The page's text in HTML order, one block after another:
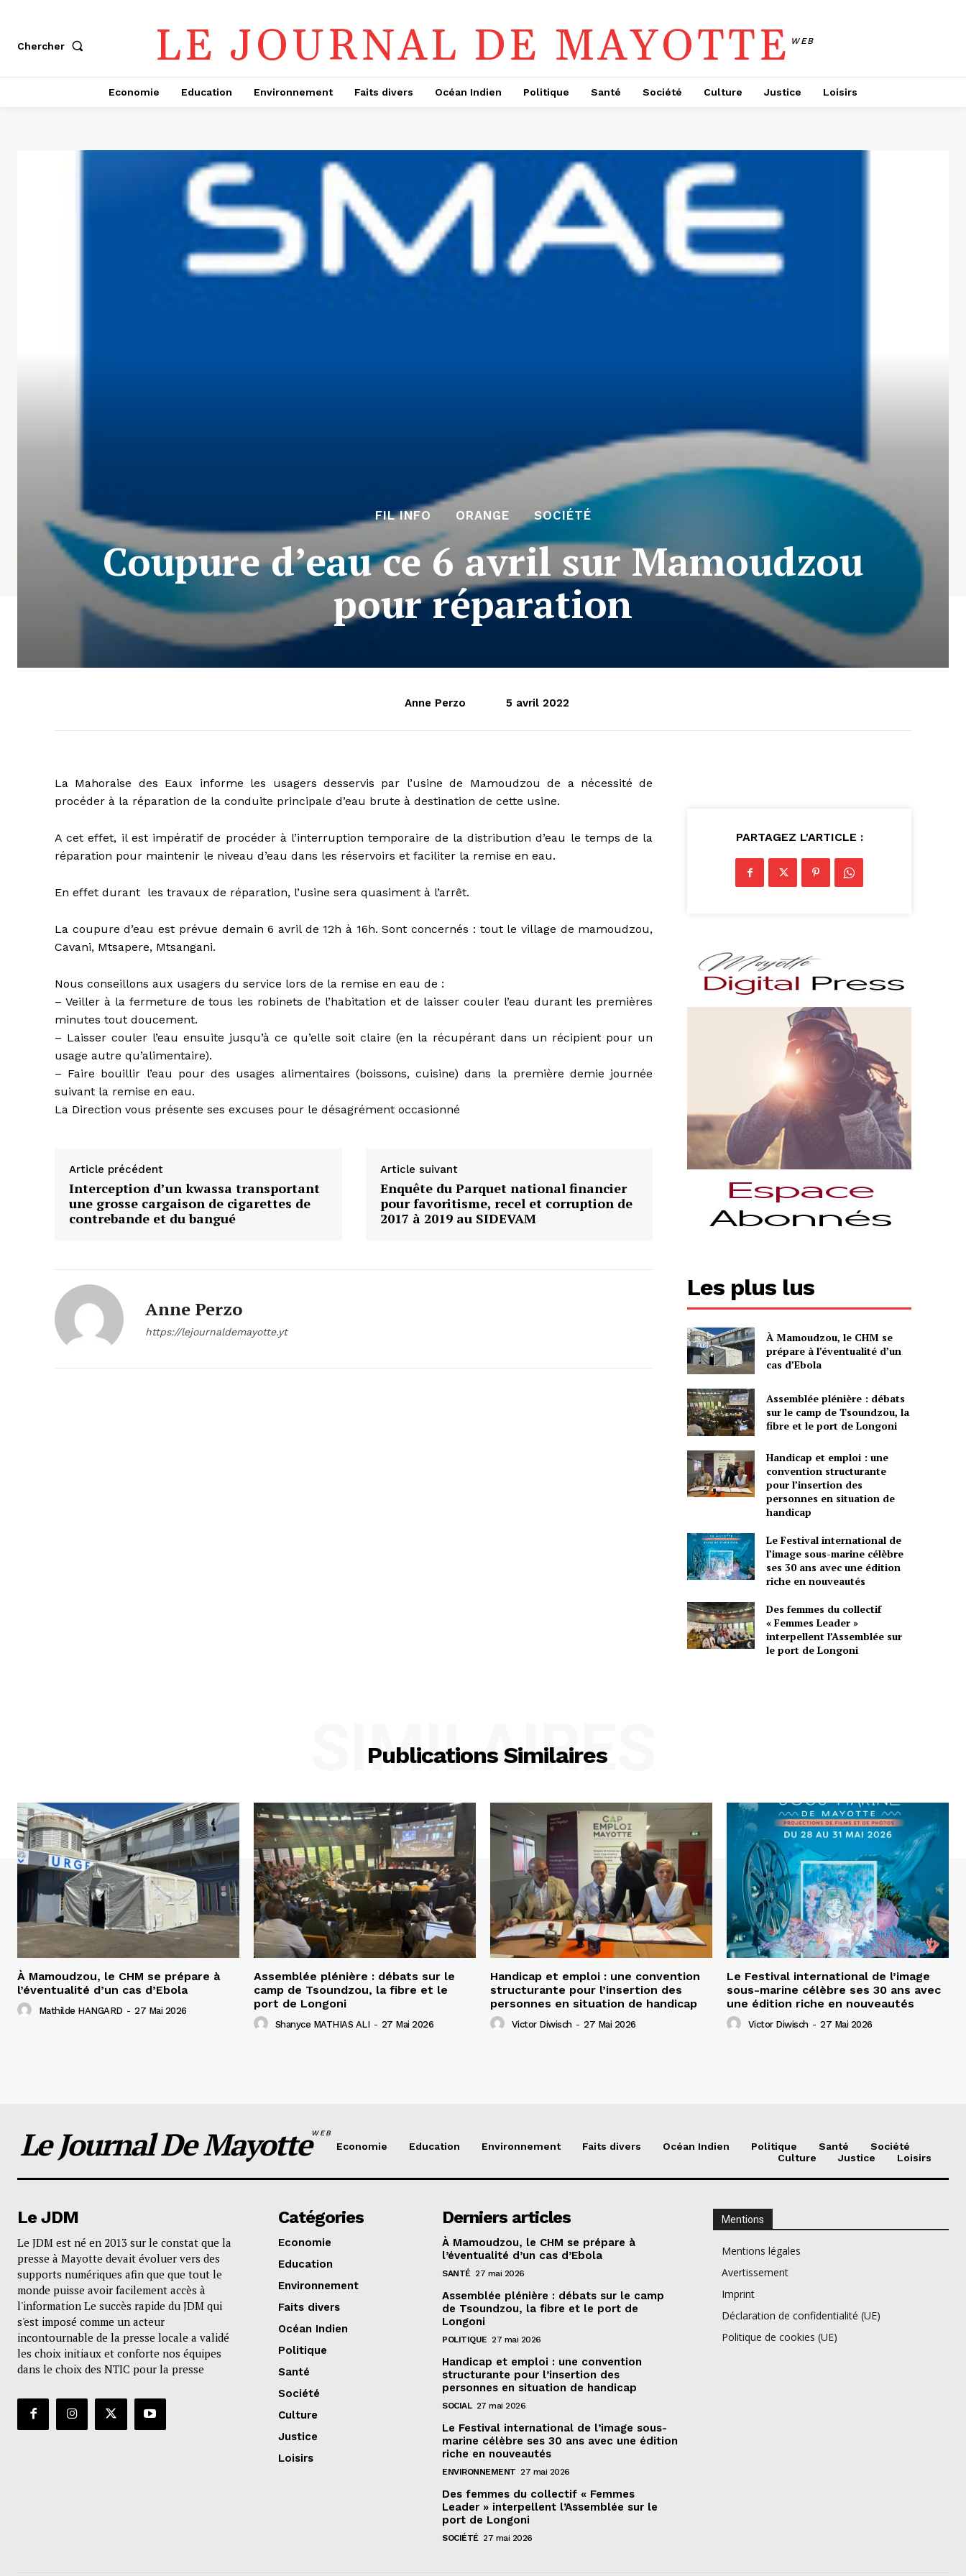
Chercher LE JOURNAL DE MAYOTTE WEB
Economie Education Environnement Faits divers Océan Indien Politique Santé Société Culture Justice Loisirs
FIL INFO ORANGE SOCIÉTÉ
Coupure d’eau ce 6 avril sur Mamoudzou
pour réparation
Anne Perzo 5 avril 2022
La Mahoraise des Eaux informe les usagers desservis par l’usine de Mamoudzou de a nécessité de
procéder à la réparation de la conduite principale d’eau brute à destination de cette usine.
A cet effet, il est impératif de procéder à l’interruption temporaire de la distribution d’eau le temps de la
réparation pour maintenir le niveau d’eau dans les réservoirs et faciliter la remise en eau.
En effet durant les travaux de réparation, l’usine sera quasiment à l’arrêt.
La coupure d’eau est prévue demain 6 avril de 12h à 16h. Sont concernés : tout le village de mamoudzou,
Cavani, Mtsapere, Mtsangani.
Nous conseillons aux usagers du service lors de la remise en eau de :
– Veiller à la fermeture de tous les robinets de l’habitation et de laisser couler l’eau durant les premières
minutes tout doucement.
– Laisser couler l’eau ensuite jusqu’à ce qu’elle soit claire (en la récupérant dans un récipient pour un
usage autre qu’alimentaire).
– Faire bouillir l’eau pour des usages alimentaires (boissons, cuisine) dans la première demie journée
suivant la remise en eau.
La Direction vous présente ses excuses pour le désagrément occasionné
Article précédent
Interception d’un kwassa transportant
une grosse cargaison de cigarettes de
contrebande et du bangué
Article suivant
Enquête du Parquet national financier
pour favoritisme, recel et corruption de
2017 à 2019 au SIDEVAM
Anne Perzo
https://lejournaldemayotte.yt
PARTAGEZ L'ARTICLE :
Les plus lus
À Mamoudzou, le CHM se
prépare à l’éventualité d’un
cas d’Ebola
Assemblée plénière : débats
sur le camp de Tsoundzou, la
fibre et le port de Longoni
Handicap et emploi : une
convention structurante
pour l’insertion des
personnes en situation de
handicap
Le Festival international de
l’image sous-marine célèbre
ses 30 ans avec une édition
riche en nouveautés
Des femmes du collectif
« Femmes Leader »
interpellent l’Assemblée sur
le port de Longoni
Publications Similaires
SIMILAIRES
À Mamoudzou, le CHM se prépare à
l’éventualité d’un cas d’Ebola
Mathilde HANGARD - 27 Mai 2026
Assemblée plénière : débats sur le
camp de Tsoundzou, la fibre et le
port de Longoni
Shanyce MATHIAS ALI - 27 Mai 2026
Handicap et emploi : une convention
structurante pour l’insertion des
personnes en situation de handicap
Victor Diwisch - 27 Mai 2026
Le Festival international de l’image
sous-marine célèbre ses 30 ans avec
une édition riche en nouveautés
Victor Diwisch - 27 Mai 2026
Le Journal De MayotteWEB
Economie Education Environnement Faits divers Océan Indien Politique Santé
Société
Culture
Justice Loisirs
Le JDM
Le JDM est né en 2013 sur le constat que la
presse à Mayotte devait évoluer vers des
supports numériques afin que que tout le
monde puisse avoir facilement accès à
l'information Le succès rapide du JDM qui
s'est imposé comme un acteur
incontournable de la presse locale a validé
les choix initiaux et conforte nos équipes
dans le choix des NTIC pour la presse
Catégories
Economie
Education
Environnement
Faits divers
Océan Indien
Politique
Santé
Société
Culture
Justice
Loisirs
Derniers articles
À Mamoudzou, le CHM se prépare à
l’éventualité d’un cas d’Ebola
SANTÉ 27 mai 2026
Assemblée plénière : débats sur le camp
de Tsoundzou, la fibre et le port de
Longoni
POLITIQUE 27 mai 2026
Handicap et emploi : une convention
structurante pour l’insertion des
personnes en situation de handicap
SOCIAL 27 mai 2026
Le Festival international de l’image sous-
marine célèbre ses 30 ans avec une édition
riche en nouveautés
ENVIRONNEMENT 27 mai 2026
Des femmes du collectif « Femmes
Leader » interpellent l’Assemblée sur le
port de Longoni
SOCIÉTÉ 27 mai 2026
Mentions
Mentions légales
Avertissement
Imprint
Déclaration de confidentialité (UE)
Politique de cookies (UE)